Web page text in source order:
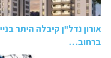
אורון נדל"ן קיבלה היתר
ברחוב…